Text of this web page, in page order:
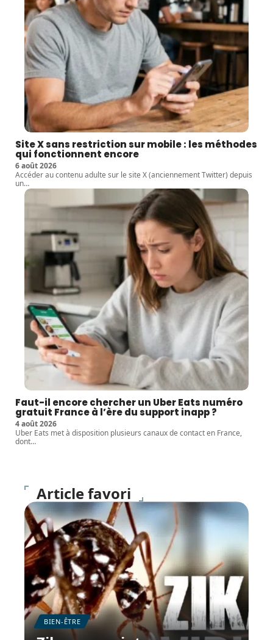
Site X sans restriction sur mobile : les méthodes
qui fonctionnent encore
6 août 2026
Accéder au contenu adulte sur le site X (anciennement Twitter) depuis
un…
Faut-il encore chercher un Uber Eats numéro
gratuit France à l’ère du support inapp ?
4 août 2026
Uber Eats met à disposition plusieurs canaux de contact en France,
dont…
Article favori
BIEN-ÊTRE